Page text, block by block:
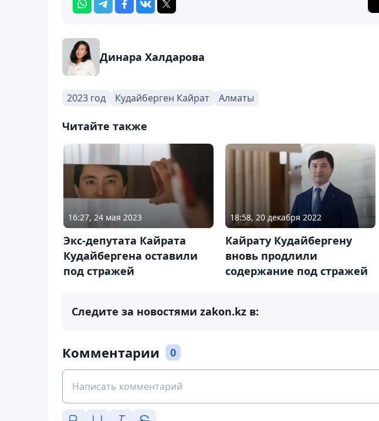
Динара Халдарова
2023 год Кудайберген Кайрат Алматы
Читайте также
16:27, 24 мая 2023
Экс-депутата Кайрата
Кудайбергена оставили
под стражей
18:58, 20 декабря 2022
Кайрату Кудайбергену
вновь продлили
содержание под стражей
Следите за новостями zakon.kz в:
Комментарии 0